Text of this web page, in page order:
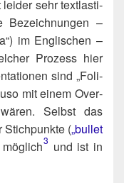
lei­der sehr text­las­ti­
Bezeich­nun­gen –
im Eng­li­schen –
Pro­zess hier
sind „Foli­
mit einem Over­
Selbst das
(„bul­let
3 und ist in